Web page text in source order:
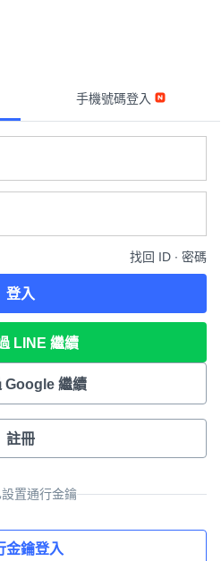
手機號碼登入
找回 ID ∙ 密碼
登入
LINE 繼續
Google 繼續
註冊
置通行金鑰
金鑰登入